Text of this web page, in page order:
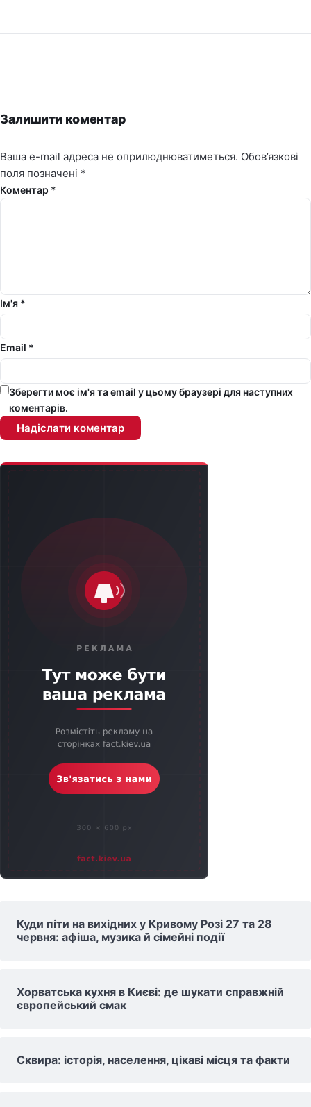
Залишити коментар
Ваша e-mail адреса не оприлюднюватиметься. Обов’язкові
поля позначені *
Коментар *
Ім'я *
Email *
Зберегти моє ім'я та email у цьому браузері для наступних
коментарів.
Куди піти на вихідних у Кривому Розі 27 та 28
червня: афіша, музика й сімейні події
Хорватська кухня в Києві: де шукати справжній
європейський смак
Сквира: історія, населення, цікаві місця та факти